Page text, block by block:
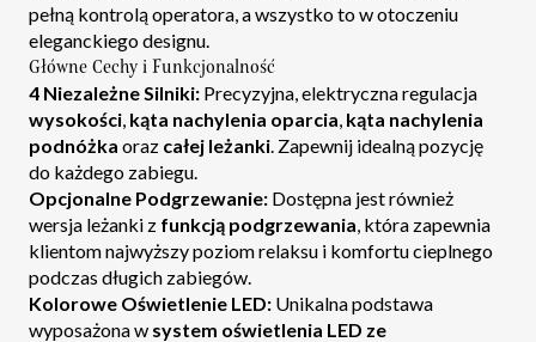
pełną kontrolą operatora, a wszystko to w otoczeniu
eleganckiego designu.
Główne Cechy i Funkcjonalność
4 Niezależne Silniki: Precyzyjna, elektryczna regulacja
wysokości, kąta nachylenia oparcia, kąta nachylenia
podnóżka oraz całej leżanki. Zapewnij idealną pozycję
do każdego zabiegu.
Opcjonalne Podgrzewanie: Dostępna jest również
wersja leżanki z funkcją podgrzewania, która zapewnia
klientom najwyższy poziom relaksu i komfortu cieplnego
podczas długich zabiegów.
Kolorowe Oświetlenie LED: Unikalna podstawa
wyposażona w system oświetlenia LED ze